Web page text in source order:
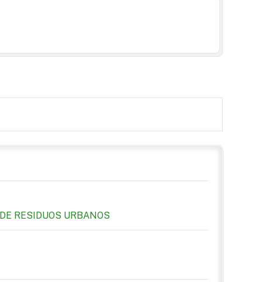
RESIDUOS URBANOS